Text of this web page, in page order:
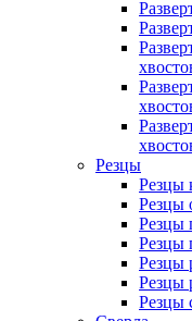
Резцы
Резцы
Резцы
Резцы
Резцы
Резцы
Резцы
Резцы